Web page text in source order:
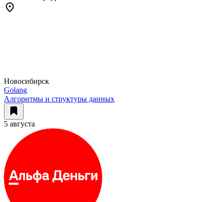
Новосибирск
Golang
Алгоритмы и структуры данных
5 августа